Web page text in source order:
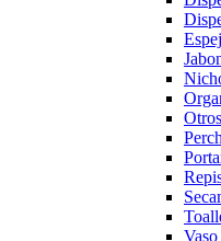
Otros